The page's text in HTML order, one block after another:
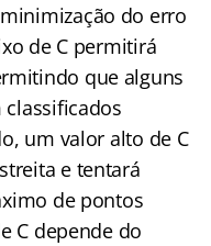
do erro
de C permitirá
que alguns
um valor alto de C
e tentará
de pontos
C depende do